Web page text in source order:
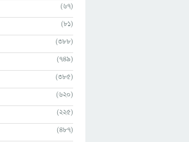
(67)
(81)
(388)
(749)
(385)
(620)
(225)
(487)